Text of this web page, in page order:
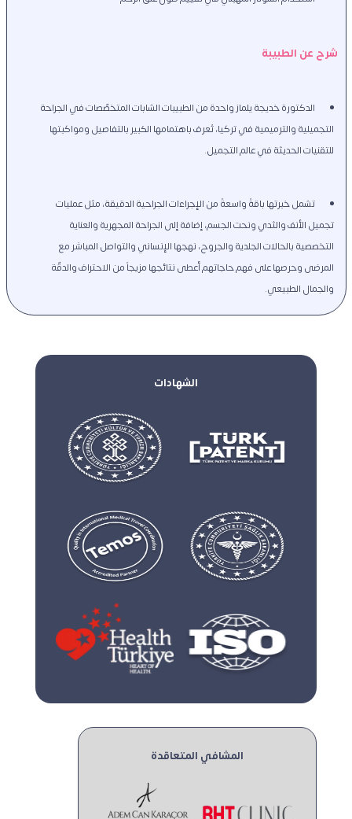
شرح عن الطبيبة
الدكتورة خديجة يلماز واحدة من الطبيبات الشابات المتخصّصات في الجراحة
التجميلية والترميمية في تركيا، تُعرف باهتمامها الكبير بالتفاصيل ومواكبتها
للتقنيات الحديثة في عالم التجميل.
تشمل خبرتها باقةً واسعةً من الإجراءات الجراحية الدقيقة، مثل عمليات
تجميل الأنف والثدي ونحت الجسم، إضافة إلى الجراحة المجهرية والعناية
التخصصية بالحالات الجلدية والجروح، نهجها الإنساني والتواصل المباشر مع
المرضى وحرصها على فهم حاجاتهم أعطى نتائجها مزيجاً من الاحتراف والدقّة
والجمال الطبيعي.
المشافي المتعاقدة
الشهادات